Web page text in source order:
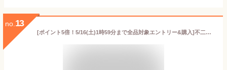
no. 13
[ポイント5倍！5/16(土)1時59分まで全品対象エントリー&購入]不二食品 不二の梅こぶ茶 50g缶×6個入｜ 送料無料 嗜好品 茶飲料 顆粒 梅こんぶ茶 缶